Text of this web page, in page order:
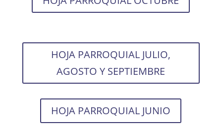
HOJA PARROQUIAL JULIO,
AGOSTO Y SEPTIEMBRE
HOJA PARROQUIAL JUNIO